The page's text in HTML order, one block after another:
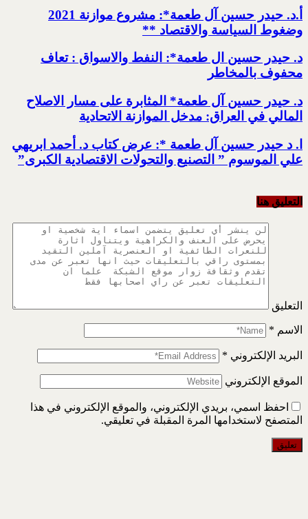
أ.د. حيدر حسين آل طعمة*: مشروع موازنة 2021
وضغوط السياسة والاقتصاد **
د. حيدر حسين ال طعمة*: النفط والاسواق : تعاف
محفوف بالمخاطر
د. حيدر حسين آل طعمة* المثابرة على مسار الاصلاح
المالي في العراق: مدخل الموازنة الاتحادية
ا. د حيدر حسين آل طعمة *: عرض كتاب د. أحمد ابريهي
علي الموسوم ” التصنيع والتحولات الاقتصادية الكبرى”
التعليق هنا
التعليق
الاسم *
البريد الإلكتروني *
الموقع الإلكتروني
احفظ اسمي، بريدي الإلكتروني، والموقع الإلكتروني في هذا
المتصفح لاستخدامها المرة المقبلة في تعليقي.